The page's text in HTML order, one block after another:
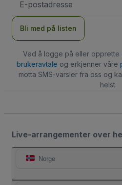
postadresse
Bli med på listen
Ved å logge på eller
brukeravtale og erkjenner våre
motta SMS-varsler fra oss og
helst.
Live-arrangementer over
Norge